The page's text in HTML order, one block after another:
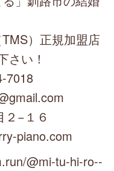
）正規加盟店
さい！
7018
−１６
piano.com
@mi-tu-hi-ro--